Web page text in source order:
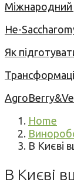
Міжнародний
Не-
Як
Home
В Києві
В Києві